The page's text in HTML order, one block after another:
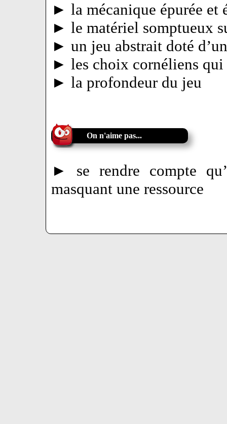
► la mécanique épurée et
► le matériel somptueux
► un jeu abstrait doté
► les choix cornéliens qui
► la profondeur du jeu
On n'aime pas...
► se rendre compte
masquant une ressource